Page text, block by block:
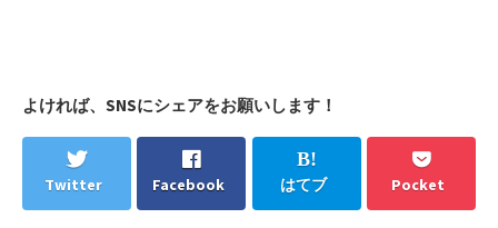
よければ、SNSにシェアをお願いします！
Twitter Facebook はてブ Pocket